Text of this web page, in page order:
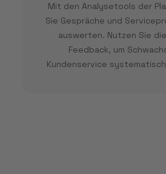
Mit den Analysetools der
Sie Gespräche und
auswerten. Nutzen Sie
Feedback, um
Kundenservice